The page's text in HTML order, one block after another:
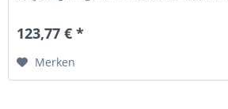
123,77 € *
Merken